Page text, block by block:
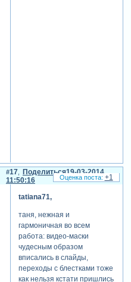
Поделиться
17
19-03-2014
11:50:16
tatiana71,
таня, нежная и
гармоничная во всем
работа: видео-маски
чудесным образом
вписались в слайды,
переходы с блестками тоже
как нельзя кстати пришлись
+1